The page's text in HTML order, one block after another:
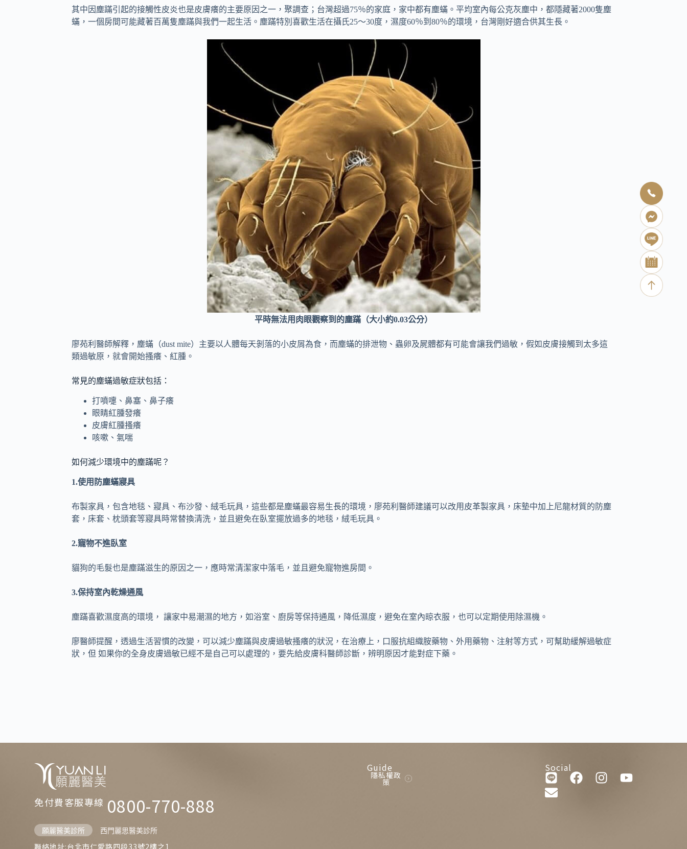
其中因塵蹣引起的接觸性皮炎也是皮膚癢的主要原因之一，聚調查；台灣超過75％的家庭，家中都有塵蟎。平均室內每公克灰塵中，都隱藏著2000隻塵
蟎，一個房間可能藏著百萬隻塵蹣與我們一起生活。塵蹣特別喜歡生活在攝氏25～30度，濕度60％到80％的環境，台灣剛好適合供其生長。
平時無法用肉眼觀察到的塵蹣（大小約0.03公分）
廖苑利醫師解釋，塵蟎（dust mite）主要以人體每天剝落的小皮屑為食，而塵蟎的排泄物、蟲卵及屍體都有可能會讓我們過敏，假如皮膚接觸到太多這
類過敏原，就會開始搔癢、紅腫。
常見的塵蟎過敏症狀包括：
打噴嚏、鼻塞、鼻子癢
眼睛紅腫發癢
皮膚紅腫搔癢
咳嗽、氣喘
如何減少環境中的塵蹣呢？
1.使用防塵蟎寢具
布製家具，包含地毯、寢具、布沙發、絨毛玩具，這些都是塵蟎最容易生長的環境，廖苑利醫師建議可以改用皮革製家具，床墊中加上尼龍材質的防塵
套，床套、枕頭套等寢具時常替換清洗，並且避免在臥室擺放過多的地毯，絨毛玩具。
2.寵物不進臥室
貓狗的毛髮也是塵蹣滋生的原因之一，應時常清潔家中落毛，並且避免寵物進房間。
3.保持室內乾燥通風
塵蹣喜歡濕度高的環境， 讓家中易潮濕的地方，如浴室、廚房等保持通風，降低濕度，避免在室內晾衣服，也可以定期使用除濕機。
廖醫師提醒，透過生活習慣的改變，可以減少塵蹣與皮膚過敏搔癢的狀況，在治療上，口服抗組織胺藥物、外用藥物、注射等方式，可幫助緩解過敏症
狀，但 如果你的全身皮膚過敏已經不是自己可以處理的，要先給皮膚科醫師診斷，辨明原因才能對症下藥。
免付費客服專線 0800-770-888
願麗醫美診所 西門麗思醫美診所
聯絡地址:台北市仁愛路四段33號2樓之1
Guide
隱私權政
策
Social